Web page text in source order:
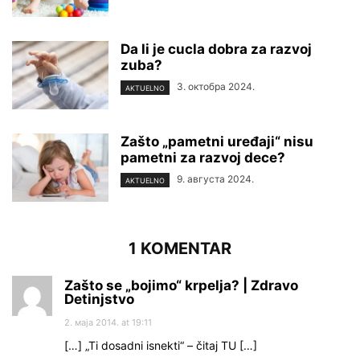
Da li je cucla dobra za razvoj
zuba?
AKTUELNO 3. октобра 2024.
Zašto „pametni uređaji“ nisu
pametni za razvoj dece?
AKTUELNO 9. августа 2024.
1 KOMENTAR
Zašto se „bojimo“ krpelja? | Zdravo
Detinjstvo
2. маја 2014. at 19:11
[…] „Ti dosadni isnekti“ – čitaj TU […]